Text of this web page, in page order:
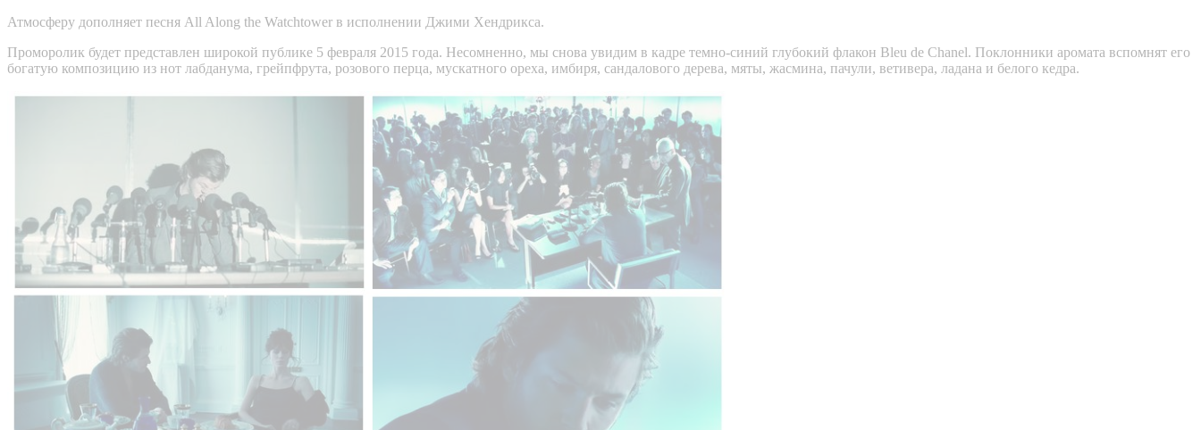
Атмосферу дополняет песня All Along the Watchtower в исполнении Джими Хендрикса.
Проморолик будет представлен широкой публике 5 февраля 2015 года. Несомненно, мы снова увидим в кадре темно-синий глубокий флакон Bleu de Chanel. Поклонники аромата вспомнят его
богатую композицию из нот лабданума, грейпфрута, розового перца, мускатного ореха, имбиря, сандалового дерева, мяты, жасмина, пачули, ветивера, ладана и белого кедра.